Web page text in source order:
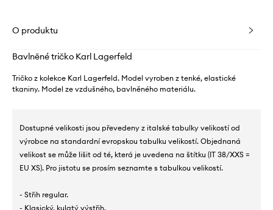
O produktu
Bavlněné tričko Karl Lagerfeld
Tričko z kolekce Karl Lagerfeld. Model vyroben z tenké, elastické
tkaniny. Model ze vzdušného, ​​bavlněného materiálu.
Dostupné velikosti jsou převedeny z italské tabulky velikostí od
výrobce na standardní evropskou tabulku velikostí. Objednaná
velikost se může lišit od té, která je uvedena na štítku (IT 38/XXS =
EU XS). Pro jistotu se prosím seznamte s tabulkou velikostí.
- Střih regular.
- Klasický, kulatý výstřih.